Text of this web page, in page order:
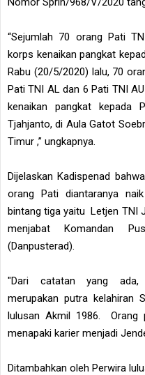
“Sejumlah 70 orang Pati
korps kenaikan pangkat
Rabu (20/5/2020) lalu, 70
Pati TNI AL dan 6 Pati TNI
kenaikan pangkat kepada
Tjahjanto, di Aula Gatot
Timur ,” ungkapnya.
Dijelaskan Kadispenad
orang Pati diantaranya
bintang tiga yaitu Letjen TNI
menjabat Komandan
(Danpusterad).
"Dari catatan yang ada,
merupakan putra kelahiran
lulusan Akmil 1986. Orang
menapaki karier menjadi
Ditambahkan oleh Perwira